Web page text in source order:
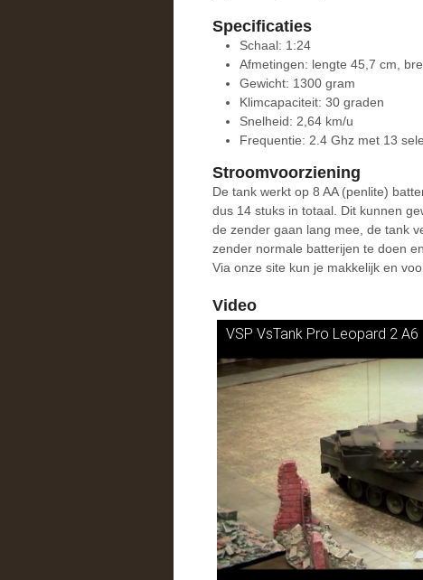
Specificaties
Schaal: 1:24
Afmetingen: lengte 45,7 cm,
Gewicht: 1300 gram
Klimcapaciteit: 30 graden
Snelheid: 2,64 km/u
Frequentie: 2.4 Ghz met 13
Stroomvoorziening
De tank werkt op 8 AA (penlite)
dus 14 stuks in totaal. Dit kunnen
de zender gaan lang mee, de tank
zender normale batterijen te doen
Via onze site kun je makkelijk en
Video
VSP VsTank Pro Leopard 2 A6